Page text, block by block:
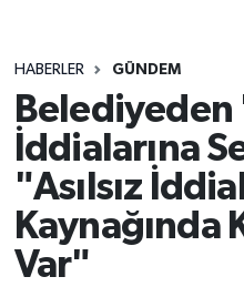
HABERLER GÜNDEM
İddialarına
"Asılsız
Kaynağında
Var"
Süper Lig Puan
Tüm Manşetler
Son Dakika Haberleri
Haber Arşivi